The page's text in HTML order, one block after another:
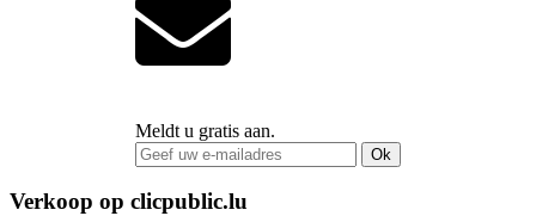
Meldt u gratis aan.
Ok
Verkoop op clicpublic.lu